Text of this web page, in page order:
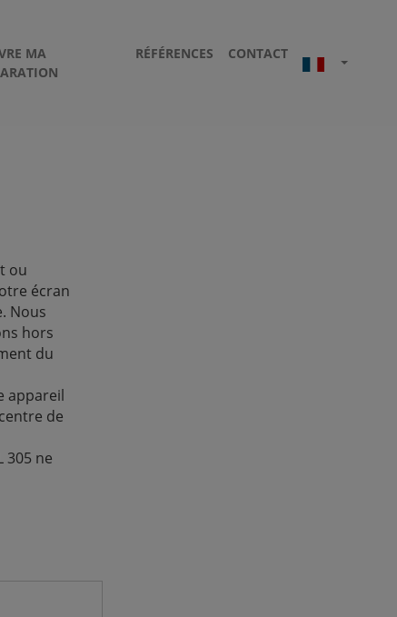
MA
RÉFÉRENCES CONTACT
ou
écran
Nous
hors
du
appareil
de
305 ne